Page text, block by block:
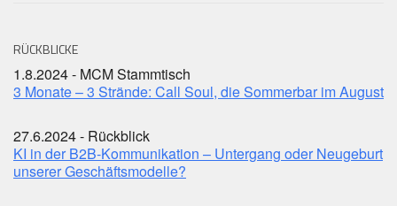
RÜCKBLICKE
1.8.2024 - MCM Stammtisch
3 Monate – 3 Strände: Call Soul, die Sommerbar im August
27.6.2024 - Rückblick
KI in der B2B-Kommunikation – Untergang oder Neugeburt
unserer Geschäftsmodelle?